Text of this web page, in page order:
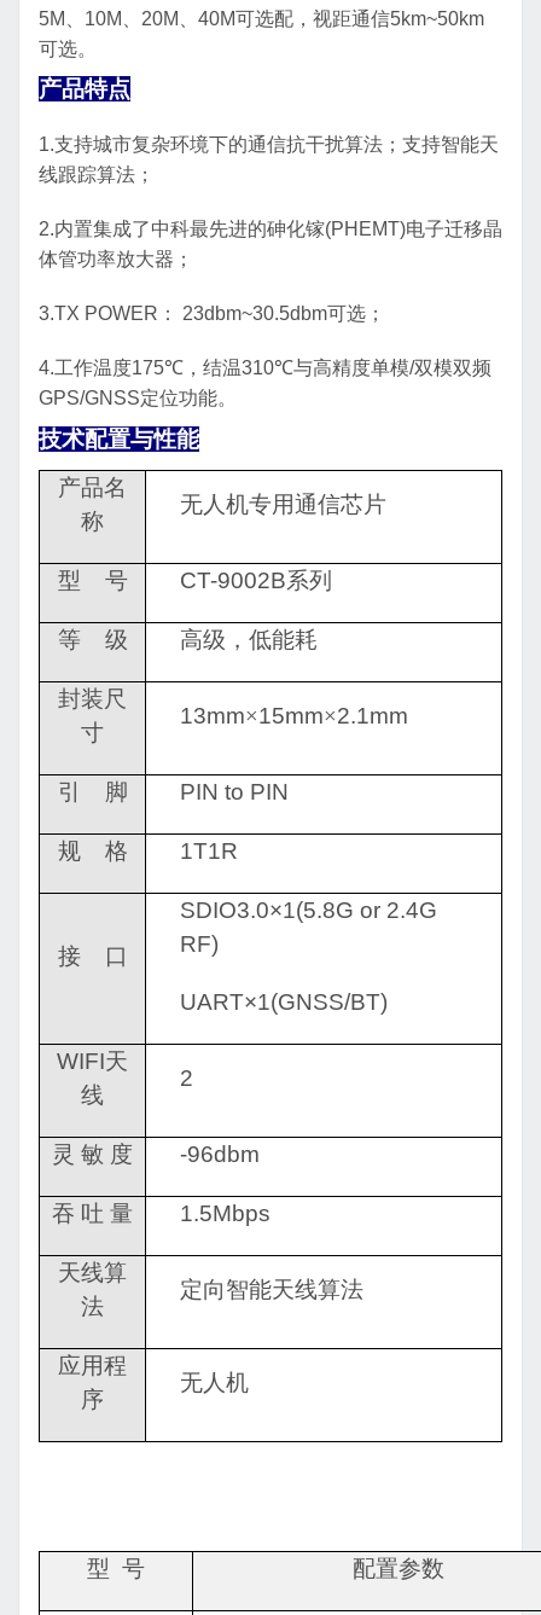
5M
10M 20M 40M可选配 ， 视距通信5km~50km
可选。
产品特点
1.支持城市复杂环境下的通信抗干扰算法；支持智能天
线跟踪算法；
2.内置集成了中科最先进的砷化镓(PHEMT)电子迁移晶
体管功率放大器 ；
3.TX POWER ： 23dbm~30.5dbm可选 ；
4.工作温度175℃ ，结温310℃与高精度单模/双模双频
GPS/GNSS定位功能。
技术配置与性能
产品名
称
无人机专用通信芯片
型 号 CT-9002B系列
等 级 高级，低能耗
封装尺
寸
13mm×15mm×2.1mm
引 脚 PIN to PIN
规 格 1T1R
接 口
SDIO3.0×1(5.8G or 2.4G
RF)
UART×1(GNSS/BT)
WIFI天
线
2
灵 敏 度 -96dbm
吞 吐 量 1.5Mbps
天线算
法
定向智能天线算法
应用程
序
无人机
型 号 配置参数